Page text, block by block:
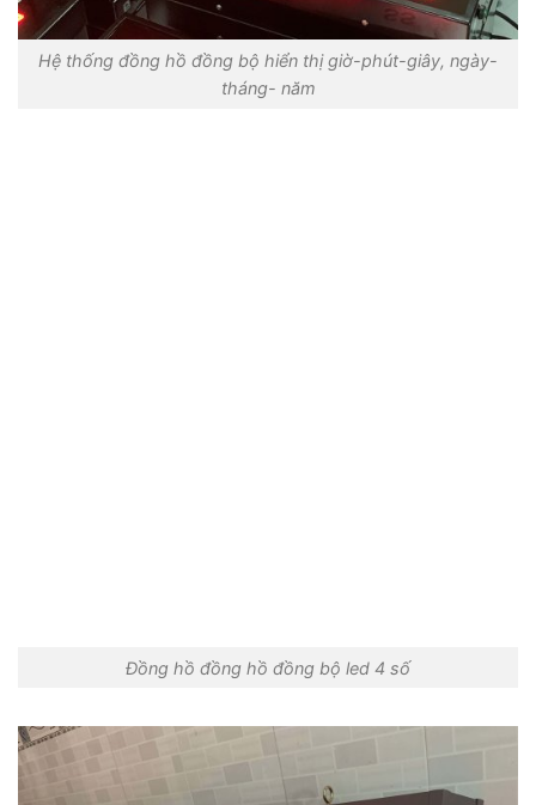
Hệ thống đồng hồ đồng bộ hiển thị giờ-phút-giây, ngày-
tháng- năm
Đồng hồ đồng hồ đồng bộ led 4 số